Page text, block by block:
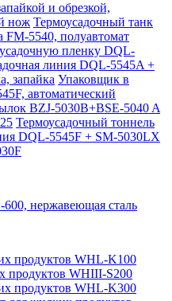
и обрезкой,
нож Термоусадочный танк
FM-5540, полуавтомат
пленку DQL-
линия DQL-5545A +
запайка Упаковщик в
автоматический
BZJ-5030B+BSE-5040 A
Термоусадочный тоннель
DQL-5545F + SM-5030LX
600, нержавеющая сталь
продуктов WHL-K100
продуктов WHIII-S200
продуктов WHL-K300